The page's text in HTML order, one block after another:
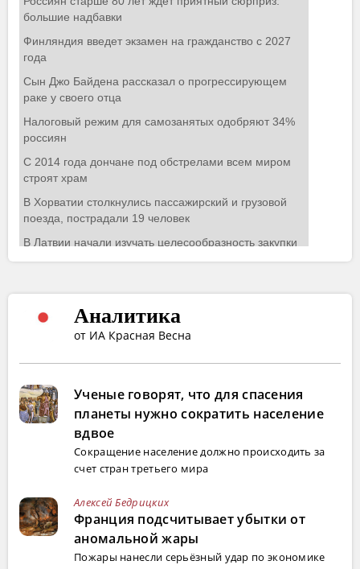
Аналитика
от ИА Красная Весна
Ученые говорят, что для спасения
планеты нужно сократить население
вдвое
Сокращение население должно происходить за
счет стран третьего мира
Алексей Бедрицких
Франция подсчитывает убытки от
аномальной жары
Пожары нанесли серьёзный удар по экономике